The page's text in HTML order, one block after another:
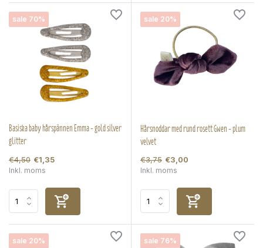
sale 70%
Basiska baby hårspännen Emma - gold silver
glitter
€4,50 €1,35
Inkl. moms
sale 20%
Hårsnoddar med rund rosett Gwen - plum
velvet
€3,75 €3,00
Inkl. moms
sale 20% sale 76%